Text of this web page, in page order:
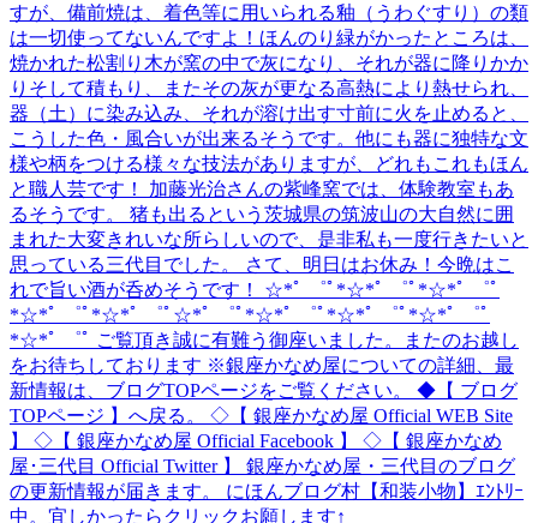
すが、備前焼は、着色等に用いられる釉（うわぐすり）の類
は一切使ってないんですよ！ほんのり緑がかったところは、
焼かれた松割り木が窯の中で灰になり、それが器に降りかか
りそして積もり、またその灰が更なる高熱により熱せられ、
器（土）に染み込み、それが溶け出す寸前に火を止めると、
こうした色・風合いが出来るそうです。他にも器に独特な文
様や柄をつける様々な技法がありますが、どれもこれもほん
と職人芸です！ 加藤光治さんの紫峰窯では、体験教室もあ
るそうです。 猪も出るという茨城県の筑波山の大自然に囲
まれた大変きれいな所らしいので、是非私も一度行きたいと
思っている三代目でした。 さて、明日はお休み！今晩はこ
れで旨い酒が呑めそうです！ ☆*ﾟ ゜ﾟ*☆*ﾟ ゜ﾟ*☆*ﾟ ゜ﾟ
*☆*ﾟ ゜ﾟ*☆*ﾟ ゜ﾟ☆*ﾟ ゜ﾟ*☆*ﾟ ゜ﾟ*☆*ﾟ ゜ﾟ*☆*ﾟ ゜ﾟ
*☆*ﾟ ゜ﾟ ご覧頂き誠に有難う御座いました。またのお越し
をお待ちしております ※銀座かなめ屋についての詳細、最
新情報は、ブログTOPページをご覧ください。 ◆【 ブログ
TOPページ 】へ戻る。 ◇【 銀座かなめ屋 Official WEB Site
】 ◇【 銀座かなめ屋 Official Facebook 】 ◇【 銀座かなめ
屋･三代目 Official Twitter 】 銀座かなめ屋・三代目のブログ
の更新情報が届きます。 にほんブログ村【和装小物】ｴﾝﾄﾘｰ
中。宜しかったらクリックお願します↑